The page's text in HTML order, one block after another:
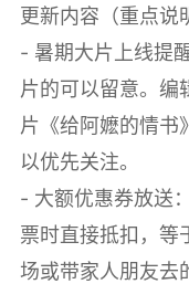
更新内容（重点说
- 暑期大片上线提
片的可以留意。编
片《给阿嬷的情书
以优先关注。
- 大额优惠券放送
票时直接抵扣，等
场或带家人朋友去